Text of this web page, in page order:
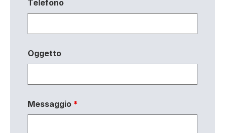
Telefono
Oggetto
Messaggio *